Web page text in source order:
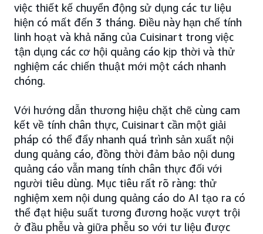
việc thiết kế chuyển động sử dụng các tư liệu
hiện có mất đến 3 tháng. Điều này hạn chế tính
linh hoạt và khả năng của Cuisinart trong việc
tận dụng các cơ hội quảng cáo kịp thời và thử
nghiệm các chiến thuật mới một cách nhanh
chóng.
Với hướng dẫn thương hiệu chặt chẽ cùng cam
kết về tính chân thực, Cuisinart cần một giải
pháp có thể đẩy nhanh quá trình sản xuất nội
dung quảng cáo, đồng thời đảm bảo nội dung
quảng cáo vẫn mang tính chân thực đối với
người tiêu dùng. Mục tiêu rất rõ ràng: thử
nghiệm xem nội dung quảng cáo do AI tạo ra có
thể đạt hiệu suất tương đương hoặc vượt trội
ở đầu phễu và giữa phễu so với tư liệu được